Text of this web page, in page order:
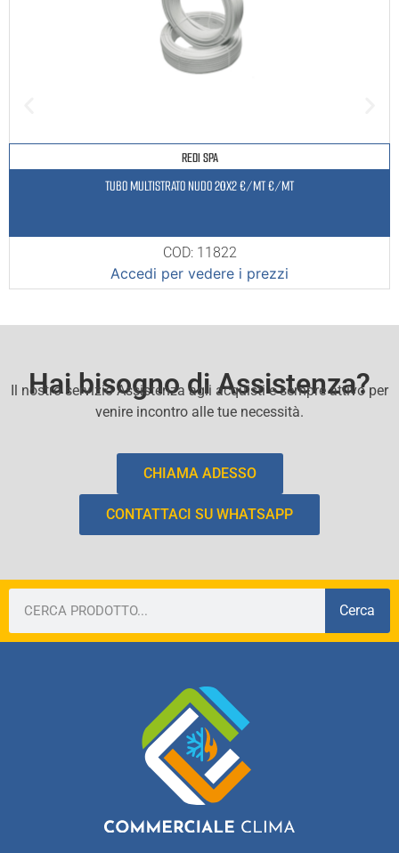
REDI SPA
TUBO MULTISTRATO NUDO 20X2 €/MT €/MT
COD: 11822
Accedi per vedere i prezzi
Hai bisogno di Assistenza?
Il nostro servizio Assistenza agli acquisti e sempre attivo per
venire incontro alle tue necessità.
CHIAMA ADESSO
CONTATTACI SU WHATSAPP
Cerca